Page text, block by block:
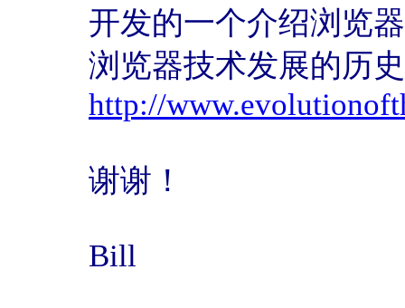
开发的一个介绍浏览
浏览器技术发展的历
http://
谢谢！
Bill